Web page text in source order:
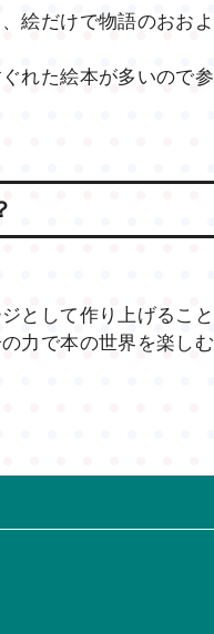
絵だけで物語のおお
れた絵本が多いので参
として作り上げるこ
力で本の世界を楽し